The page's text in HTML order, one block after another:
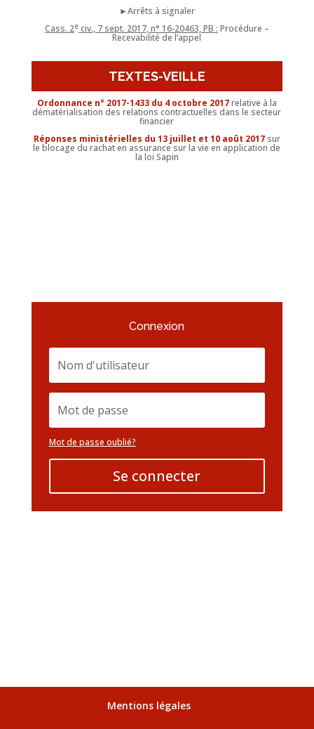
►Arrêts à signaler
Cass. 2eciv., 7 sept. 2017, n° 16-20463, PB : Procédure –
Recevabilité de l’appel
TEXTES-VEILLE
Ordonnance n° 2017-1433 du 4 octobre 2017relative à la
dématérialisation des relations contractuelles dans le secteur
financier
Réponses ministérielles du 13 juillet et 10 août 2017 sur
le blocage du rachat en assurance sur la vie en application de
la loi Sapin
Connexion
Mot de passe oublié?
Se connecter
Mentions légales